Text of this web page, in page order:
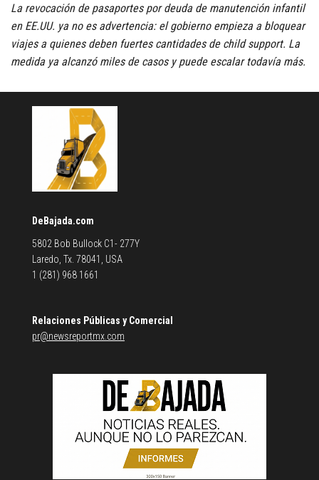
La revocación de pasaportes por deuda de manutención infantil
en EE.UU. ya no es advertencia: el gobierno empieza a bloquear
viajes a quienes deben fuertes cantidades de child support. La
medida ya alcanzó miles de casos y puede escalar todavía más.
DeBajada.com
5802 Bob Bullock C1- 277Y
Laredo, Tx. 78041, USA
1 (281) 968 1661
Relaciones Públicas y Comercial
pr@newsreportmx.com